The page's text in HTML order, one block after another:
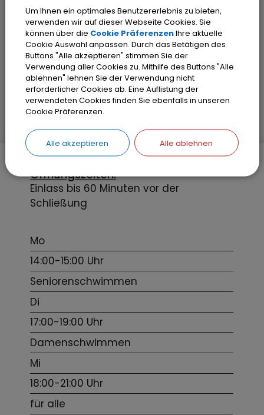
Hier können Sie in angenehmer
Atmosphäre Ruhe und Ausgleich nach
einem anstrengenden Tag finden.
Öffnungszeiten:
Einlass bis 60 Minuten vor der
Schließung
Mo
14:00-15:00 Uhr
Seniorenschwimmen
Di
17:00-19:00 Uhr
Damenschwimmen
Mi
18:00-21:00 Uhr
für alle
Um Ihnen ein optimales Benutzererlebnis zu bieten,
verwenden wir auf dieser Webseite Cookies. Sie
können über die Cookie PräferenzenIhre aktuelle
Cookie Auswahl anpassen. Durch das Betätigen des
Buttons "Alle akzeptieren" stimmen Sie der
Verwendung aller Cookies zu. Mithilfe des Buttons "Alle
ablehnen" lehnen Sie der Verwendung nicht
erforderlicher Cookies ab. Eine Auflistung der
verwendeten Cookies finden Sie ebenfalls in unseren
Cookie Präferenzen.
Alle akzeptieren Alle ablehnen